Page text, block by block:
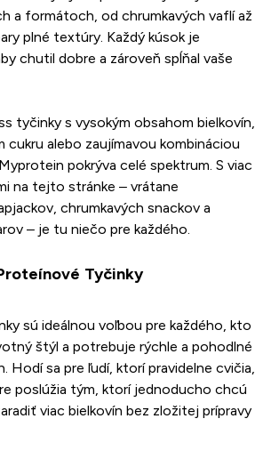
a formátoch, od chrumkavých vaflí až
plné textúry. Každý kúsok je
chutil dobre a zároveň spĺňal vaše
tyčinky s vysokým obsahom bielkovín,
cukru alebo zaujímavou kombináciou
pokrýva celé spektrum. S viac
na tejto stránke – vrátane
chrumkavých snackov a
– je tu niečo pre každého.
Tyčinky
sú ideálnou voľbou pre každého, kto
štýl a potrebuje rýchle a pohodlné
Hodí sa pre ľudí, ktorí pravidelne cvičia,
poslúžia tým, ktorí jednoducho chcú
viac bielkovín bez zložitej prípravy